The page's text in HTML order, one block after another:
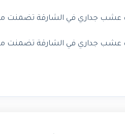
عشب جداري في الشارقة تضمنت
عشب جداري في الشارقة تضمنت